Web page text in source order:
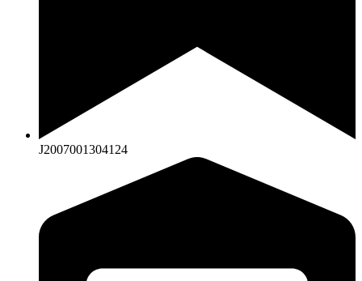
J2007001304124